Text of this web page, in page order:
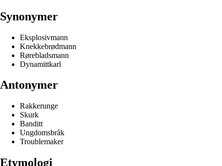
Synonymer
Eksplosivmann
Knekkebrødmann
Rørebladsmann
Dynamittkarl
Antonymer
Rakkerunge
Skurk
Banditt
Ungdomsbråk
Troublemaker
Etymologi